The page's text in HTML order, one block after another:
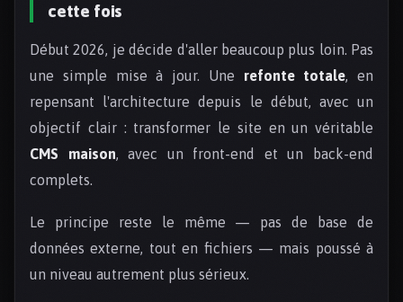
cette fois
Début 2026, je décide d'aller beaucoup plus loin. Pas
une simple mise à jour. Une refonte totale, en
repensant l'architecture depuis le début, avec un
objectif clair : transformer le site en un véritable
CMS maison, avec un front-end et un back-end
complets.
Le principe reste le même — pas de base de
données externe, tout en fichiers — mais poussé à
un niveau autrement plus sérieux.